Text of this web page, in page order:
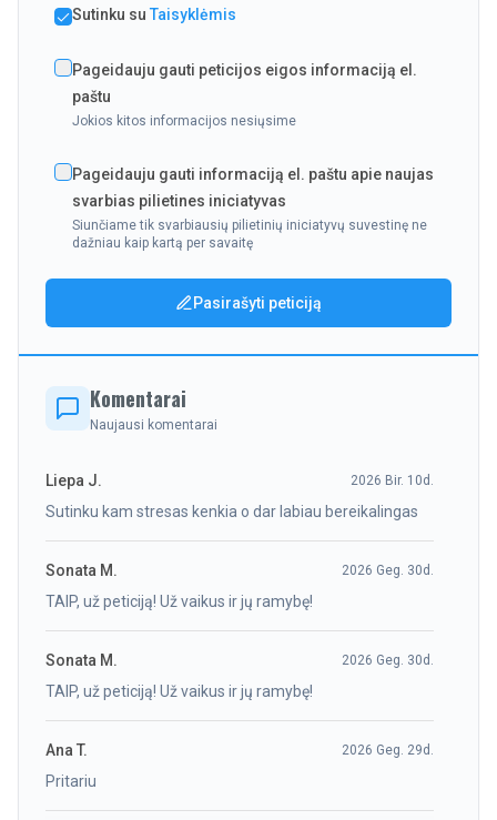
Sutinku su Taisyklėmis
Pageidauju gauti peticijos eigos informaciją el.
paštu
Jokios kitos informacijos nesiųsime
Pageidauju gauti informaciją el. paštu apie naujas
svarbias pilietines iniciatyvas
Siunčiame tik svarbiausių pilietinių iniciatyvų suvestinę ne
dažniau kaip kartą per savaitę
Pasirašyti peticiją
Komentarai
Naujausi komentarai
Liepa J. 2026 Bir. 10d.
Sutinku kam stresas kenkia o dar labiau bereikalingas
Sonata M. 2026 Geg. 30d.
TAIP, už peticiją! Už vaikus ir jų ramybę!
Sonata M. 2026 Geg. 30d.
TAIP, už peticiją! Už vaikus ir jų ramybę!
Ana T. 2026 Geg. 29d.
Pritariu